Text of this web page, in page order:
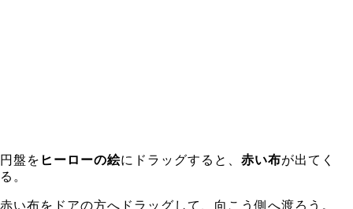
円盤を ヒーローの絵にドラッグすると、 赤い布が出てく
る。
赤い布を ドアの方へドラッグして 、向こう側へ渡ろう。